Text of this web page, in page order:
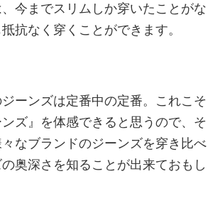
今までスリムしか穿いたことがな
抗なく穿くことができます。
ーンズは定番中の定番。これこそ
ズ』を体感できると思うので、そ
なブランドのジーンズを穿き比べ
奥深さを知ることが出来ておもし